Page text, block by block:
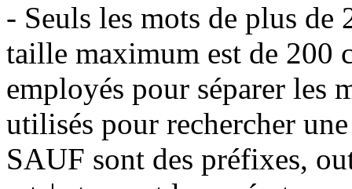
- Seuls les mots de plus de
taille maximum est de 200
employés pour séparer les
utilisés pour rechercher
SAUF sont des préfixes,